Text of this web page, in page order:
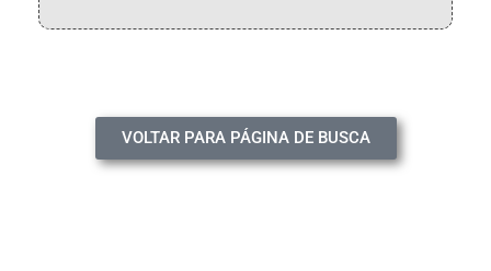
VOLTAR PARA PÁGINA DE BUSCA